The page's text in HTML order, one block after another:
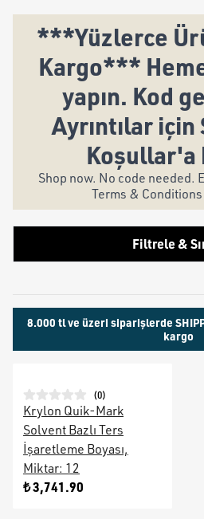
***Yüzlerce
Kargo***
yapın. Kod
Ayrıntılar
Koşullar'a
Shop now. No code needed.
Terms &
Filtrele &
8.000 tl ve üzeri siparişlerde
kargo
(0)
Krylon Quik-Mark
Solvent Bazlı Ters
İşaretleme Boyası,
Miktar: 12
₺ 3,741.90